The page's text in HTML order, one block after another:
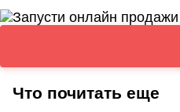
Что почитать еще